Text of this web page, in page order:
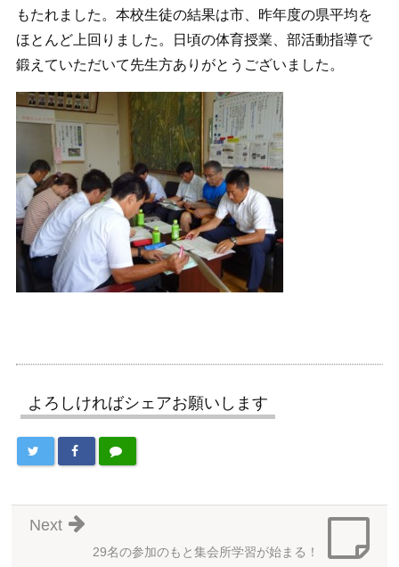
もたれました。本校生徒の結果は市、昨年度の県平均を
ほとんど上回りました。日頃の体育授業、部活動指導で
鍛えていただいて先生方ありがとうございました。
よろしければシェアお願いします
29名の参加のもと集会所学習が始まる！
Next